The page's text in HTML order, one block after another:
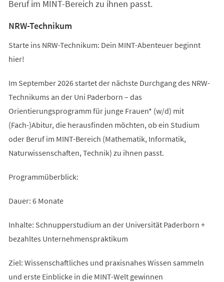
Beruf im MINT-Bereich zu ihnen passt.
NRW-Technikum
Starte ins NRW-Technikum: Dein MINT-Abenteuer beginnt
hier!
Im September 2026 startet der nächste Durchgang des NRW-
Technikums an der Uni Paderborn – das
Orientierungsprogramm für junge Frauen* (w/d) mit
(Fach-)Abitur, die herausfinden möchten, ob ein Studium
oder Beruf im MINT-Bereich (Mathematik, Informatik,
Naturwissenschaften, Technik) zu ihnen passt.
Programmüberblick:
Dauer: 6 Monate
Inhalte: Schnupperstudium an der Universität Paderborn +
bezahltes Unternehmenspraktikum
Ziel: Wissenschaftliches und praxisnahes Wissen sammeln
und erste Einblicke in die MINT-Welt gewinnen